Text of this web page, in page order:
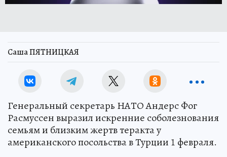
Саша ПЯТНИЦКАЯ
Генеральный секретарь НАТО Андерс Фог
Расмуссен выразил искренние соболезнования
семьям и близким жертв теракта у
американского посольства в Турции 1 февраля.